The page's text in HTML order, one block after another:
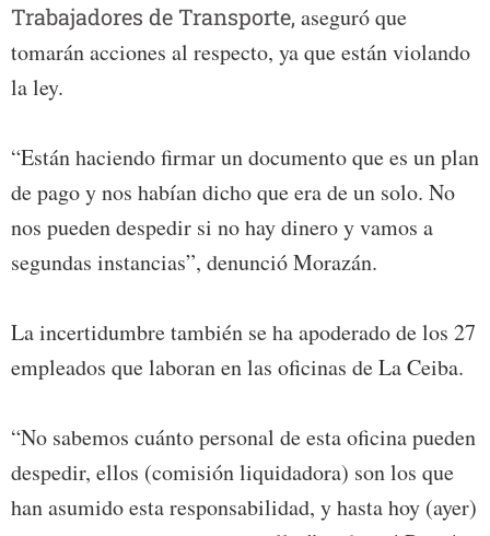
Trabajadores de Transporte, aseguró que
tomarán acciones al respecto, ya que están violando
la ley.
“Están haciendo firmar un documento que es un plan
de pago y nos habían dicho que era de un solo. No
nos pueden despedir si no hay dinero y vamos a
segundas instancias”, denunció Morazán.
La incertidumbre también se ha apoderado de los 27
empleados que laboran en las oficinas de La Ceiba.
“No sabemos cuánto personal de esta oficina pueden
despedir, ellos (comisión liquidadora) son los que
han asumido esta responsabilidad, y hasta hoy (ayer)